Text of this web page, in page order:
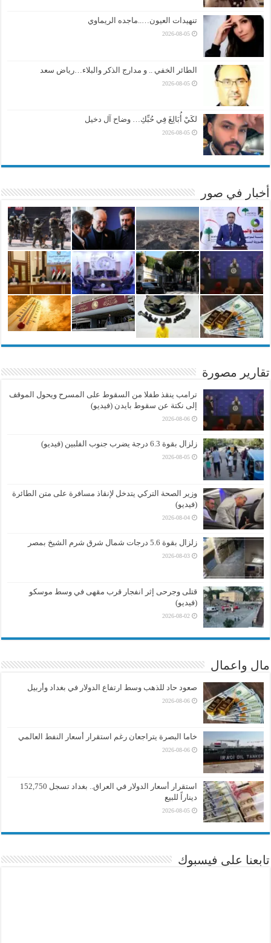
تنهيدات العيون…..ماجده الريماوي
2026-08-05
الطائر الخفي .. و مدارج الذكر والبلاء…رياض سعد
2026-08-05
لكَيْ أُبَالِغَ فِي حُبِّكِ… وضاح آل دخيل
2026-08-05
أخبار في صور
تقارير مصورة
ترامب ينقذ طفلا من السقوط على المسرح ويحول الموقف
إلى نكتة عن سقوط بايدن (فيديو)
2026-08-06
زلزال بقوة 6.3 درجة يضرب جنوب الفلبين (فيديو)
2026-08-05
وزير الصحة التركي يتدخل لإنقاذ مسافرة على متن الطائرة
(فيديو)
2026-08-04
زلزال بقوة 5.6 درجات شمال شرق شرم الشيخ بمصر
2026-08-03
قتلى وجرحى إثر انفجار قرب مقهى في وسط موسكو
(فيديو)
2026-08-02
مال واعمال
صعود حاد للذهب وسط ارتفاع الدولار في بغداد وأربيل
2026-08-06
خاما البصرة يتراجعان رغم استقرار أسعار النفط العالمي
2026-08-06
استقرار أسعار الدولار في العراق.. بغداد تسجل 152,750
ديناراً للبيع
2026-08-05
تابعنا على فيسبوك